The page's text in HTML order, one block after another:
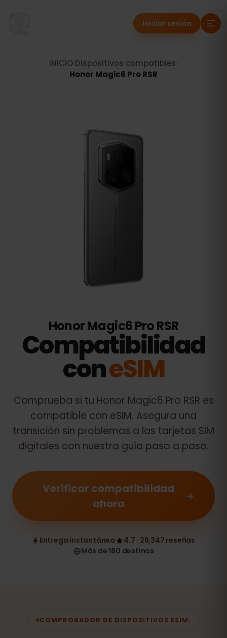
Iniciar sesión
INICIO Dispositivos compatibles
Honor Magic6 Pro RSR
Honor Magic6 Pro RSR
Compatibilidad
coneSIM
Comprueba si tu Honor Magic6 Pro RSR es
compatible con eSIM. Asegura una
transición sin problemas a las tarjetas SIM
digitales con nuestra guía paso a paso.
Verificar compatibilidad
ahora
Entrega instantánea
4.7 · 28,347 reseñas
Más de 180 destinos
COMPROBADOR DE DISPOSITIVOS ESIM: